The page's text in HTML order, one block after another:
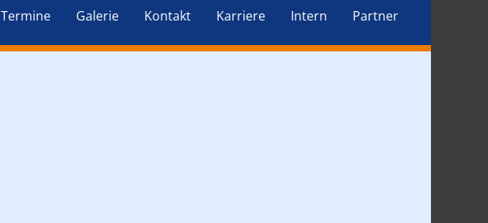
Termine Galerie Kontakt Karriere Intern Partner